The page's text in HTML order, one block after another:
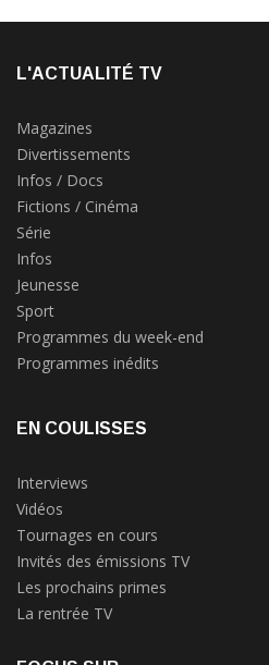
L'ACTUALITÉ TV
Magazines
Divertissements
Infos / Docs
Fictions / Cinéma
Série
Infos
Jeunesse
Sport
Programmes du week-end
Programmes inédits
EN COULISSES
Interviews
Vidéos
Tournages en cours
Invités des émissions TV
Les prochains primes
La rentrée TV